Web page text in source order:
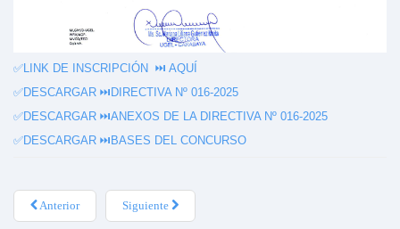
✅LINK DE INSCRIPCIÓN ⏭️ AQUÍ
✅DESCARGAR ⏭️ DIRECTIVA Nº 016-2025
✅DESCARGAR ⏭️ANEXOS DE LA DIRECTIVA Nº 016-2025
✅DESCARGAR ⏭️ BASES DEL CONCURSO
Anterior Siguiente